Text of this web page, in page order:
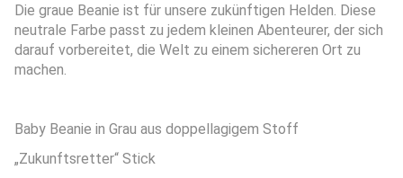
Die graue Beanie ist für unsere zukünftigen Helden. Diese
neutrale Farbe passt zu jedem kleinen Abenteurer, der sich
darauf vorbereitet, die Welt zu einem sichereren Ort zu
machen.
Baby Beanie in Grau aus doppellagigem Stoff
„Zukunftsretter“ Stick